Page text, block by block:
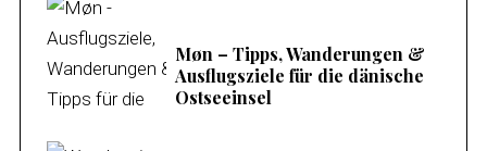
Møn – Tipps, Wanderungen &
Ausflugsziele für die dänische
Ostseeinsel